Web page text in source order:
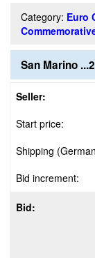
Category: Euro
San Marino
Seller:
Start price:
Shipping
Bid increment:
Bid: